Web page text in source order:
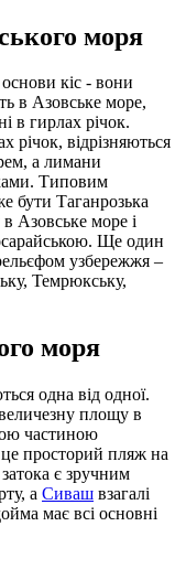
моря
кіс - вони
в Азовське море,
в гирлах річок.
річок, відрізняються
а лимани
Типовим
бути Таганрозька
Азовське море і
Ще один
узбережжя –
Темрюкську,
моря
одна від одної.
площу в
частиною
це просторий пляж на
є зручним
а Сиваш взагалі
має всі основні